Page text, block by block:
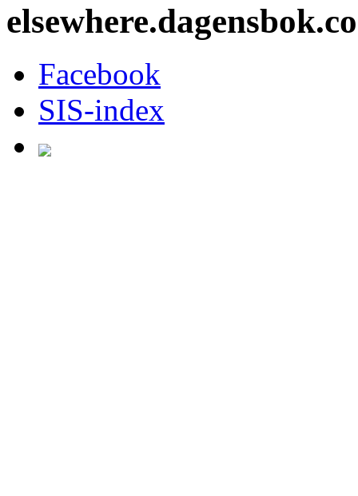
Facebook
SIS-index